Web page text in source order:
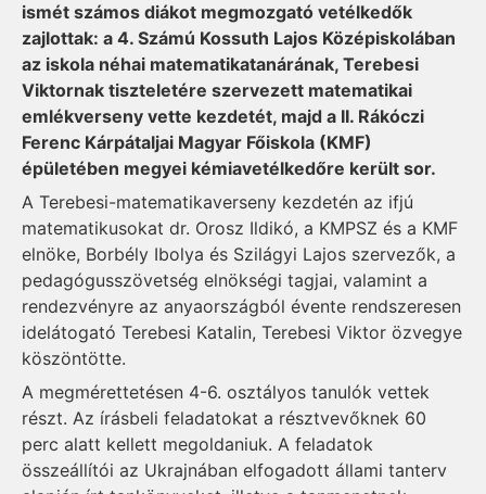
ismét számos diákot megmozgató vetélkedők
zajlottak: a 4. Számú Kossuth Lajos Középiskolában
az iskola néhai matematikatanárának, Terebesi
Viktornak tiszteletére szervezett matematikai
emlékverseny vette kezdetét, majd a II. Rákóczi
Ferenc Kárpátaljai Magyar Főiskola (KMF)
épületében megyei kémiavetélkedőre került sor.
A Terebesi-matematikaverseny kezdetén az ifjú
matematikusokat dr. Orosz Ildikó, a KMPSZ és a KMF
elnöke, Borbély Ibolya és Szilágyi Lajos szervezők, a
pedagógusszövetség elnökségi tagjai, valamint a
rendezvényre az anyaországból évente rendszeresen
idelátogató Terebesi Katalin, Terebesi Viktor özvegye
köszöntötte.
A megmérettetésen 4-6. osztályos tanulók vettek
részt. Az írásbeli feladatokat a résztvevőknek 60
perc alatt kellett megoldaniuk. A feladatok
összeállítói az Ukrajnában elfogadott állami tanterv